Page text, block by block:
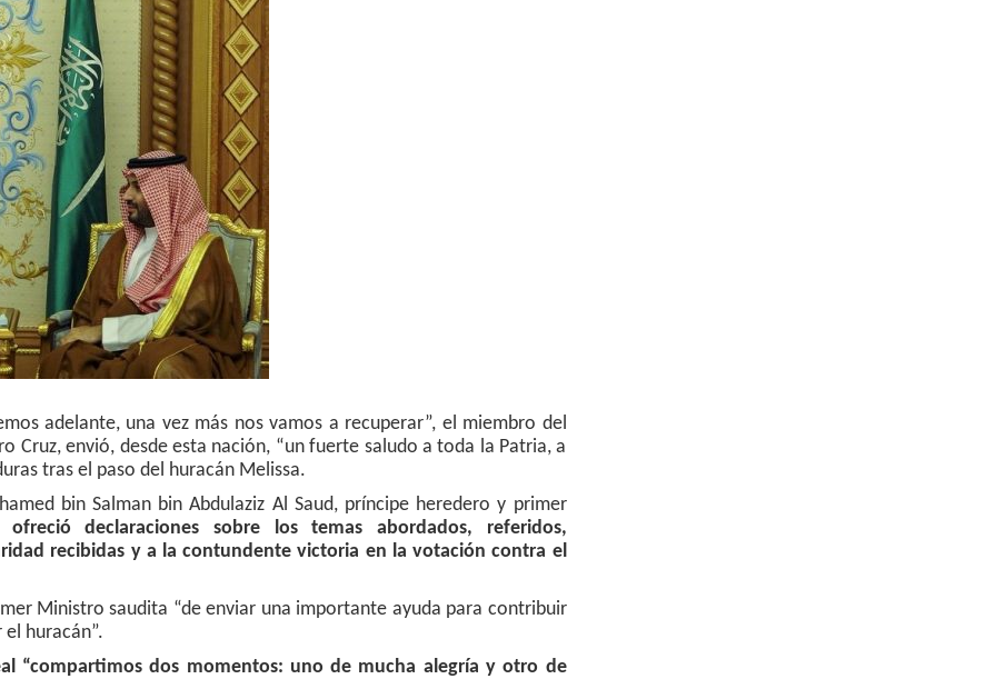
adelante, una vez más nos vamos a recuperar”, el miembro del
Cruz, envió, desde esta nación, “un fuerte saludo a toda la Patria, a
tras el paso del huracán Melissa.
bin Salman bin Abdulaziz Al Saud, príncipe heredero y primer
declaraciones sobre los temas abordados, referidos,
recibidas y a la contundente victoria en la votación contra el
Ministro saudita “de enviar una importante ayuda para contribuir
huracán”.
“compartimos dos momentos: uno de mucha alegría y otro de